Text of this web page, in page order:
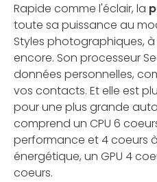
Rapide comme l'éclair, la
toute sa puissance au
Styles photographiques,
encore. Son processeur
données personnelles,
vos contacts. Et elle est
pour une plus grande
comprend un CPU 6
performance et 4 coeurs
énergétique, un GPU 4
coeurs.